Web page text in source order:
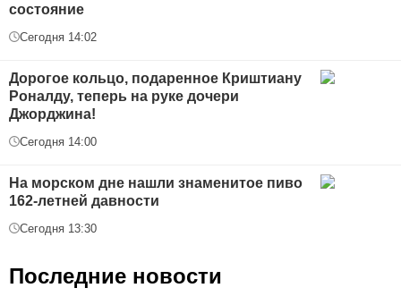
состояние
Сегодня 14:02
Дорогое кольцо, подаренное Криштиану
Роналду, теперь на руке дочери
Джорджина!
Сегодня 14:00
На морском дне нашли знаменитое пиво
162-летней давности
Сегодня 13:30
Последние новости